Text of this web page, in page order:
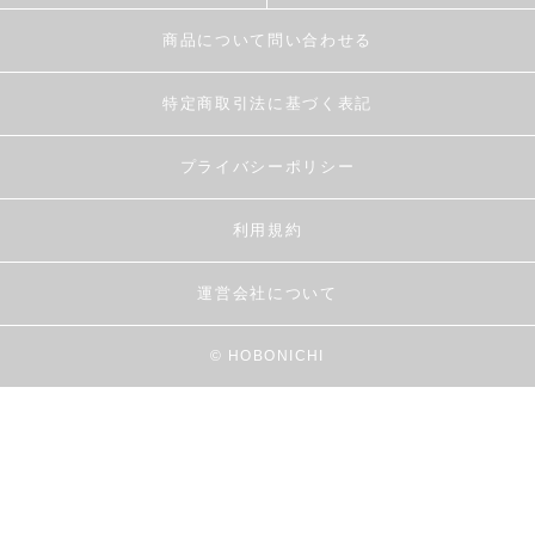
商品について問い合わせる
特定商取引法に基づく表記
プライバシーポリシー
利用規約
運営会社について
© HOBONICHI